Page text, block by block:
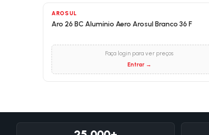
AROSUL
Aro 26 BC Alumínio Aero Arosul Branco 36 F
Faça login para ver preços
Entrar →